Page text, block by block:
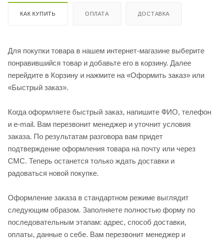
КАК КУПИТЬ ОПЛАТА ДОСТАВКА
Для покупки товара в нашем интернет-магазине выберите
понравившийся товар и добавьте его в корзину. Далее
перейдите в Корзину и нажмите на «Оформить заказ» или
«Быстрый заказ».
Когда оформляете быстрый заказ, напишите ФИО, телефон
и e-mail. Вам перезвонит менеджер и уточнит условия
заказа. По результатам разговора вам придет
подтверждение оформления товара на почту или через
СМС. Теперь останется только ждать доставки и
радоваться новой покупке.
Оформление заказа в стандартном режиме выглядит
следующим образом. Заполняете полностью форму по
последовательным этапам: адрес, способ доставки,
оплаты, данные о себе. Вам перезвонит менеджер и